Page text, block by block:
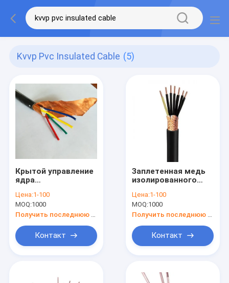
Kvvp Pvc Insulated Cable (5)
Крытой управление
ядра
кабеля 4 PVC KVVP
защищаемое
медью
Цена:1-100
MOQ:1000
Контакт
Заплетенная медь
изолированного
KVVP Cu защищала
провод
Цена:1-100
MOQ:1000
Контакт